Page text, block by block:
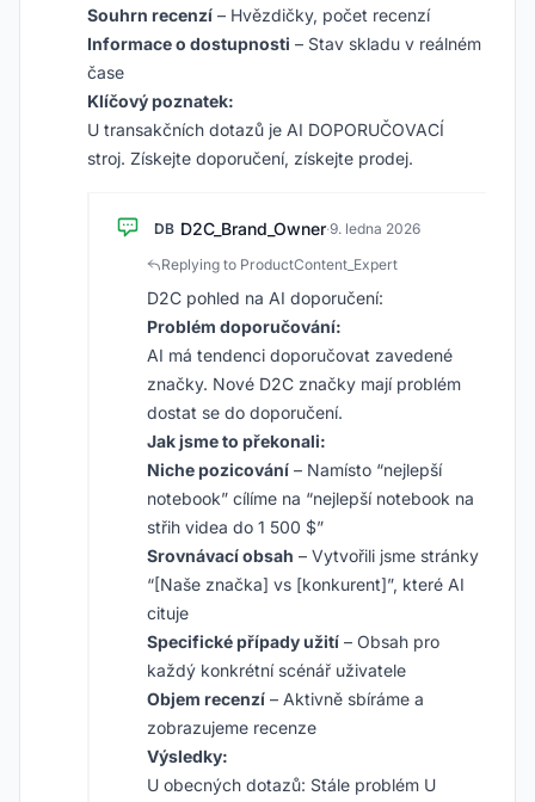
Souhrn recenzí – Hvězdičky, počet recenzí
Informace o dostupnosti – Stav skladu v reálném
čase
Klíčový poznatek:
U transakčních dotazů je AI DOPORUČOVACÍ
stroj. Získejte doporučení, získejte prodej.
DB D2C_Brand_Owner·9. ledna 2026
Replying to ProductContent_Expert
D2C pohled na AI doporučení:
Problém doporučování:
AI má tendenci doporučovat zavedené
značky. Nové D2C značky mají problém
dostat se do doporučení.
Jak jsme to překonali:
Niche pozicování – Namísto “nejlepší
notebook” cílíme na “nejlepší notebook na
střih videa do 1 500 $”
Srovnávací obsah – Vytvořili jsme stránky
“[Naše značka] vs [konkurent]”, které AI
cituje
Specifické případy užití – Obsah pro
každý konkrétní scénář uživatele
Objem recenzí – Aktivně sbíráme a
zobrazujeme recenze
Výsledky:
U obecných dotazů: Stále problém U